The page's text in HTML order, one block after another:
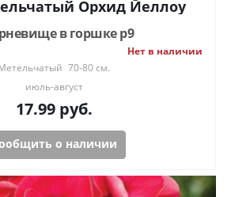
Орхид Йеллоу
в горшке р9
Нет в наличии
70-80 см.
июль-август
17.99руб.
о наличии